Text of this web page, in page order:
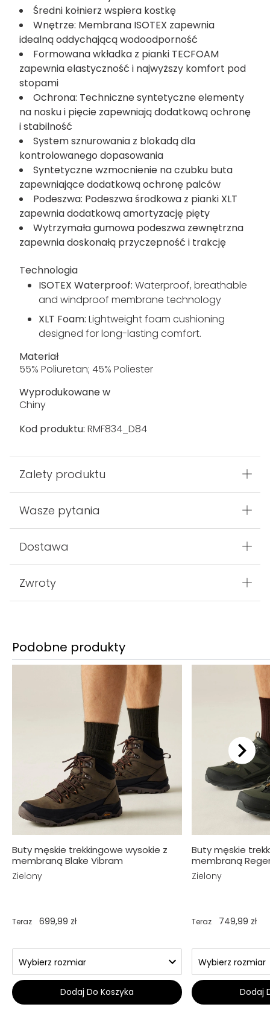
Cholewka: Wytrzymały, wodoodporny
techniczny materiał syntetyczny
Powłoka wodoodporna Hydropel na
cholewce
Wytrzymała, odporna na ścieranie siatka
umożliwia łatwe czyszczenie
Średni kołnierz wspiera kostkę
Wnętrze: Membrana ISOTEX zapewnia
idealną oddychającą wodoodporność
Formowana wkładka z pianki TECFOAM
zapewnia elastyczność i najwyższy komfort pod
stopami
Ochrona: Techniczne syntetyczne elementy
na nosku i pięcie zapewniają dodatkową ochronę
i stabilność
System sznurowania z blokadą dla
kontrolowanego dopasowania
zapewniające dodatkową ochronę palców
Podeszwa: Podeszwa środkowa z pianki XLT
zapewnia dodatkową amortyzację pięty
Wytrzymała gumowa podeszwa zewnętrzna
zapewnia doskonałą przyczepność i trakcję
Technologia
ISOTEX Waterproof:Waterproof, breathable
XLT Foam:
55% Poliuretan; 45% Poliester
Wyprodukowane w
Chiny
Kod produktu:RMF834_D84
Wasze pytania
Zwroty
Podobne produkty
Zielony
Teraz 699,99 zł
Zielony
Teraz 749,99 zł